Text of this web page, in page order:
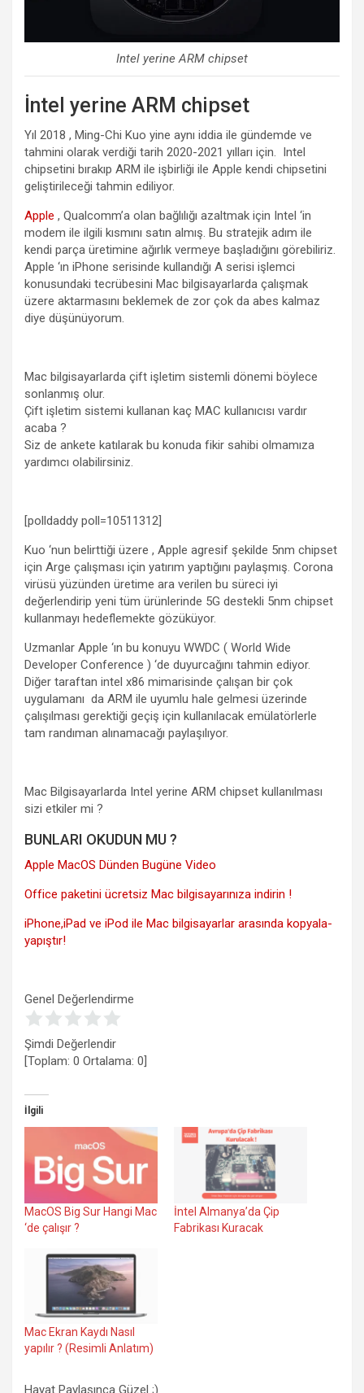
Intel yerine ARM chipset
İntel yerine ARM chipset
Yıl 2018 , Ming-Chi Kuo yine aynı iddia ile gündemde ve
tahmini olarak verdiği tarih 2020-2021 yılları için. Intel
chipsetini bırakıp ARM ile işbirliği ile Apple kendi chipsetini
geliştirileceği tahmin ediliyor.
Apple , Qualcomm’a olan bağlılığı azaltmak için Intel ‘in
modem ile ilgili kısmını satın almış. Bu stratejik adım ile
kendi parça üretimine ağırlık vermeye başladığını görebiliriz.
Apple ‘ın iPhone serisinde kullandığı A serisi işlemci
konusundaki tecrübesini Mac bilgisayarlarda çalışmak
üzere aktarmasını beklemek de zor çok da abes kalmaz
diye düşünüyorum.
Mac bilgisayarlarda çift işletim sistemli dönemi böylece
sonlanmış olur.
Çift işletim sistemi kullanan kaç MAC kullanıcısı vardır
acaba ?
Siz de ankete katılarak bu konuda fikir sahibi olmamıza
yardımcı olabilirsiniz.
[polldaddy poll=10511312]
Kuo ‘nun belirttiği üzere , Apple agresif şekilde 5nm chipset
için Arge çalışması için yatırım yaptığını paylaşmış. Corona
virüsü yüzünden üretime ara verilen bu süreci iyi
değerlendirip yeni tüm ürünlerinde 5G destekli 5nm chipset
kullanmayı hedeflemekte gözüküyor.
Uzmanlar Apple ‘ın bu konuyu WWDC ( World Wide
Developer Conference ) ‘de duyurcağını tahmin ediyor.
Diğer taraftan intel x86 mimarisinde çalışan bir çok
uygulamanı da ARM ile uyumlu hale gelmesi üzerinde
çalışılması gerektiği geçiş için kullanılacak emülatörlerle
tam randıman alınamacağı paylaşılıyor.
Mac Bilgisayarlarda Intel yerine ARM chipset kullanılması
sizi etkiler mi ?
BUNLARI OKUDUN MU ?
Apple MacOS Dünden Bugüne Video
Office paketini ücretsiz Mac bilgisayarınıza indirin !
iPhone,iPad ve iPod ile Mac bilgisayarlar arasında kopyala-
yapıştır!
Genel Değerlendirme
Şimdi Değerlendir
[Toplam: 0 Ortalama: 0]
İlgili
MacOS Big Sur Hangi Mac
‘de çalışır ?
İntel Almanya’da Çip
Fabrikası Kuracak
Mac Ekran Kaydı Nasıl
yapılır ? (Resimli Anlatım)
Hayat Paylaşınca Güzel ;)